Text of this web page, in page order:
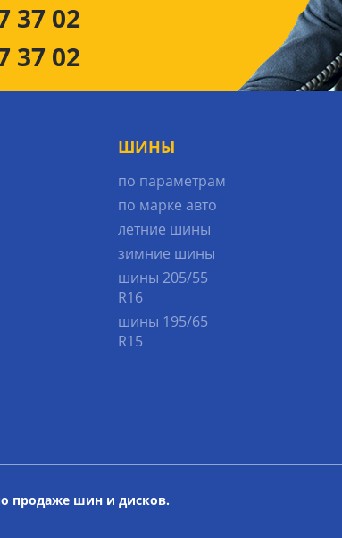
37 02
37 02
ШИНЫ
по параметрам
по марке авто
летние шины
зимние шины
шины 205/55
R16
шины 195/65
R15
продаже шин и дисков.